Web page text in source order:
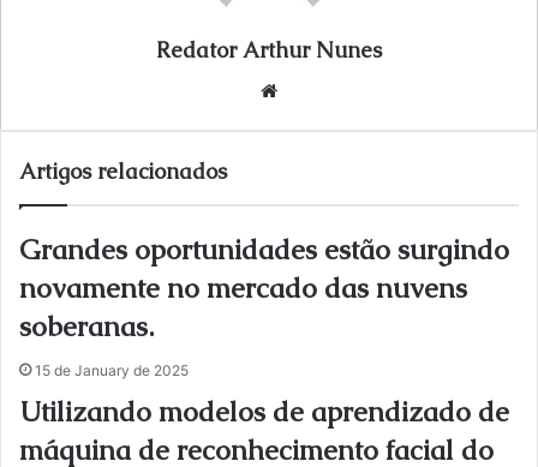
Redator Arthur Nunes
Artigos relacionados
Grandes oportunidades estão surgindo
novamente no mercado das nuvens
soberanas.
15 de January de 2025
Utilizando modelos de aprendizado de
máquina de reconhecimento facial do